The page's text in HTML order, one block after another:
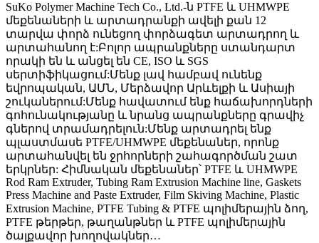
SuKo Polymer Machine Tech Co., Ltd.-ն PTFE և UHMWPE
մեքենաների և արտադրանքի ավելի քան 12
տարվա փորձ ունեցող փորձագետ արտադրող և
արտահանող է:Բոլոր ապրանքները ստանդարտ
որակի են և անցել են CE, ISO և SGS
սերտիֆիկացում:Մենք լավ համբավ ունենք
եվրոպական, ԱՄՆ, Մերձավոր Արևելքի և Ասիայի
շուկաներում:Մենք հավատում ենք հաճախորդների
գոհունակությանը և նրանց ապրանքները գրավիչ
գներով տրամադրելուն:Մենք արտադրել ենք
պլաստմասե PTFE/UHMWPE մեքենաներ, որոնք
արտահանվել են ջրհորների շահագործման շատ
երկրներ: Հիմնական մեքենաներ՝ PTFE և UHMWPE
Rod Ram Extruder, Tubing Ram Extrusion Machine line, Gaskets
Press Machine and Paste Extruder, Film Skiving Machine, Plastic
Extrusion Machine, PTFE Tubing & PTFE պոլիմերային ձող,
PTFE թերթեր, թաղանթներ և PTFE պոլիմերային
ծալքավոր խողովակներ…